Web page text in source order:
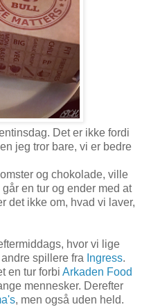
Det er ikke fordi
jeg tror bare, vi er bedre
og chokolade, ville
en tur og ender med at
det ikke om, hvad vi laver,
hvor vi lige
spillere fra Ingress.
en tur forbi Arkaden Food
mennesker. Derefter
, men også uden held.